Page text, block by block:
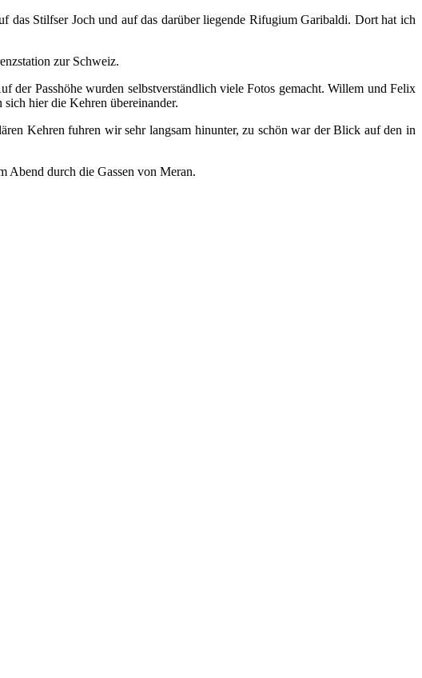
das Stilfser Joch und auf das darüber liegende Rifugium Garibaldi. Dort hat ich
zur Schweiz.
Passhöhe wurden selbstverständlich viele Fotos gemacht. Willem und Felix
hier die Kehren übereinander.
Kehren fuhren wir sehr langsam hinunter, zu schön war der Blick auf den in
Abend durch die Gassen von Meran.